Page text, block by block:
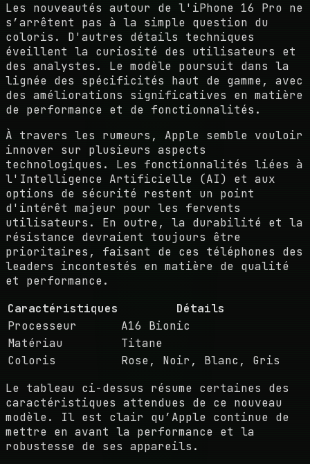
Les nouveautés autour de l'iPhone 16 Pro ne
s’arrêtent pas à la simple question du
coloris. D'autres détails techniques
éveillent la curiosité des utilisateurs et
des analystes. Le modèle poursuit dans la
lignée des spécificités haut de gamme, avec
des améliorations significatives en matière
de performance et de fonctionnalités.
À travers les rumeurs, Apple semble vouloir
innover sur plusieurs aspects
technologiques. Les fonctionnalités liées à
l'Intelligence Artificielle (AI) et aux
options de sécurité restent un point
d'intérêt majeur pour les fervents
utilisateurs. En outre, la durabilité et la
résistance devraient toujours être
prioritaires, faisant de ces téléphones des
leaders incontestés en matière de qualité
et performance.
Caractéristiques
Détails
Processeur
A16 Bionic
Matériau
Titane
Coloris
Rose, Noir, Blanc, Gris
Le tableau ci-dessus résume certaines des
caractéristiques attendues de ce nouveau
modèle. Il est clair qu’Apple continue de
mettre en avant la performance et la
robustesse de ses appareils.